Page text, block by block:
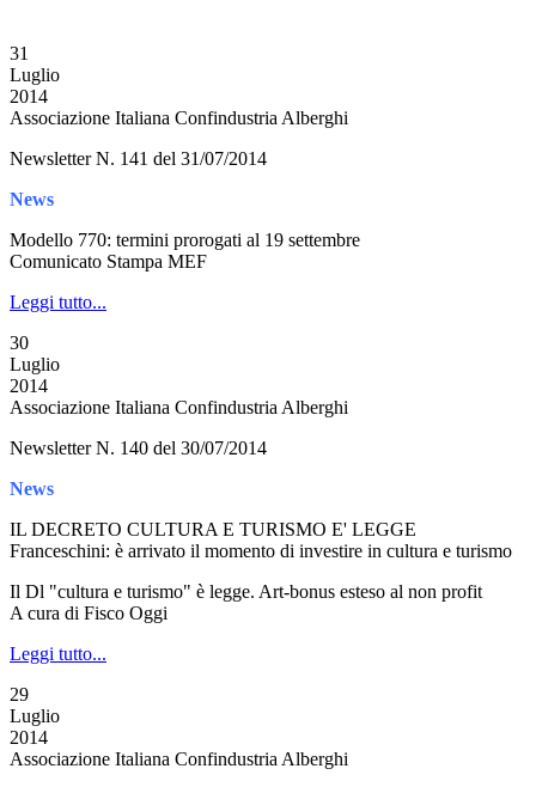
31
Luglio
2014
Associazione Italiana Confindustria Alberghi
Newsletter N. 141 del 31/07/2014
News
Modello 770: termini prorogati al 19 settembre
Comunicato Stampa MEF
Leggi tutto...
30
Luglio
2014
Associazione Italiana Confindustria Alberghi
Newsletter N. 140 del 30/07/2014
News
IL DECRETO CULTURA E TURISMO E' LEGGE
Franceschini: è arrivato il momento di investire in cultura e turismo
Il Dl "cultura e turismo" è legge. Art-bonus esteso al non profit
A cura di Fisco Oggi
Leggi tutto...
29
Luglio
2014
Associazione Italiana Confindustria Alberghi